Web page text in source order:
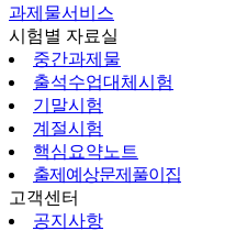
과제물서비스
시험별 자료실
중간과제물
출석수업대체시험
기말시험
계절시험
핵심요약노트
출제예상문제풀이집
고객센터
공지사항